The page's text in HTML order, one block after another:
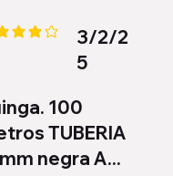
promedio es 4 de
3/2/2
5
100
TUBERIA
negra A...